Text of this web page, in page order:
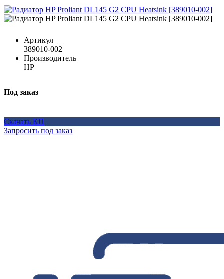
Артикул
389010-002
Производитель
HP
Под заказ
Скачать КП
Запросить под заказ